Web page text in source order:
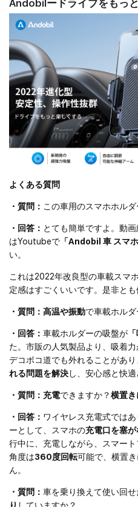
の高いアームと下支えを搭載
けたままでもしっかり固定し
る落下からスマホを保護できま
サイズに合わせて支え位置を調
分がスマホのサイドボタンに干
心配はなく、運転に集中できま
Andobil 車載ホルダーは耐衝
PTFE素材を採用し、安心し
す。
【最強なクリップ、耐久性抜
のクリップと比べて、
高品質なテフロン樹脂を使用
先は平らではなく噛み込む様
っちり固定できまして、どん
に、クリップの爪にシリコン
の送風口を傷付かずに、エア
ーとしても安心してご利用いた
【改良型、より使いやすい車
ダーの専門店として、欧米、
ードバッグ、5,000+回の試験
て、3年間経って、ようやく業
開発できました。「吸盤式&送
ゲル吸盤式ホルダーとしてダ
に装着してご使用頂けます。
適」初心者でもすぐ使いこな
とても簡単です。すまほほるだ
操作性も抜群です。また、本
ってデザインされ、全体的に
や親友に安全な運転環境を作
いプレゼントとしては喜ばせ
【片手操作、手帳型ケース対
ンで取り付けや取り外しが簡単
です。ボタンを押すと、わずか
ームが自動に開きます。再度
くことはありません。Andobil
Andobilードライブをもっ
よくある質問
・質問： この車用のスマホホル
・回答： とても簡単ですよ。動
はYoutubeで 「Andobil 車 スマ
い。
これは2022年改良型の車載スマ
定感はすごくいいです。是非とも
・質問：高温や振動で車載ホル
・回答： 車載ホルダーの吸盤が
た。市販の人気製品より、吸着
デコボコ道でも外れることがあ
れる問題を解決し、安心感と快
・質問：充電できますか？横置き
・回答： ワイヤレス充電式では
ーとして、スマホの充電口を塞
行中に、充電しながら、スマート
角度は360度回転可能で、横置
ん。
・質問： 車を乗り換えて使い回せ